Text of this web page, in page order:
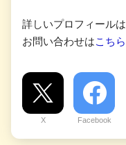
詳しいプロフィールは
お問い合わせはこちら
X Facebook